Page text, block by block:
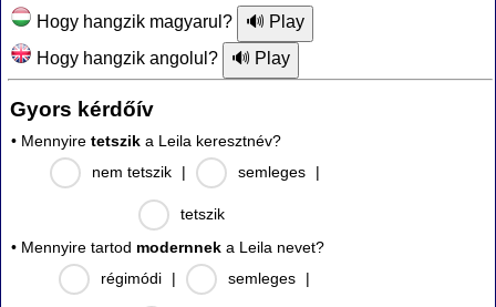
Hogy hangzik magyarul?
Hogy hangzik angolul?
Gyors kérdőív
• Mennyire tetszik a Leila keresztnév?
nem tetszik
| semleges |
tetszik
• Mennyire tartod modernnek a Leila nevet?
régimódi
| semleges |